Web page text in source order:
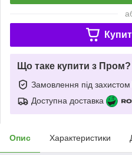
Що таке купити з Пром?
Замовлення під захистом
Доступна доставка
Опис Характеристики